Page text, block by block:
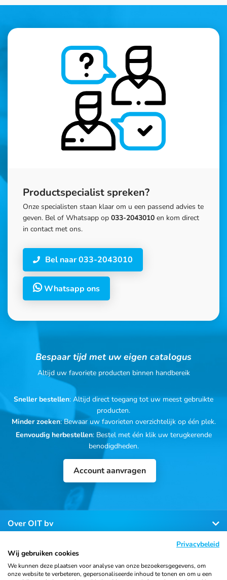
Productspecialist spreken?
Onze specialisten staan klaar om u een passend advies te
geven. Bel of Whatsapp op 033-2043010 en kom direct
in contact met ons.
Bel naar 033-2043010
Whatsapp ons
Bespaar tijd met uw eigen catalogus
Altijd uw favoriete producten binnen handbereik
Sneller bestellen: Altijd direct toegang tot uw meest gebruikte
producten.
Minder zoeken: Bewaar uw favorieten overzichtelijk op één plek.
Eenvoudig herbestellen: Bestel met één klik uw terugkerende
benodigdheden.
Account aanvragen
Over OIT bv
Klantenservice
Privacybeleid
Wij gebruiken cookies
We kunnen deze plaatsen voor analyse van onze bezoekersgegevens, om
onze website te verbeteren, gepersonaliseerde inhoud te tonen en om u een